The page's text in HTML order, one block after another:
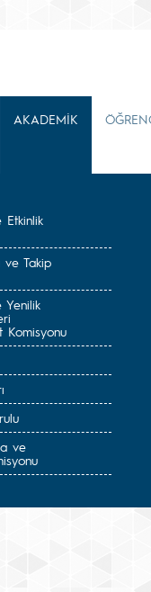
AKADEMİK
Etkinlik
ve Takip
Yenilik
Komisyonu
ve